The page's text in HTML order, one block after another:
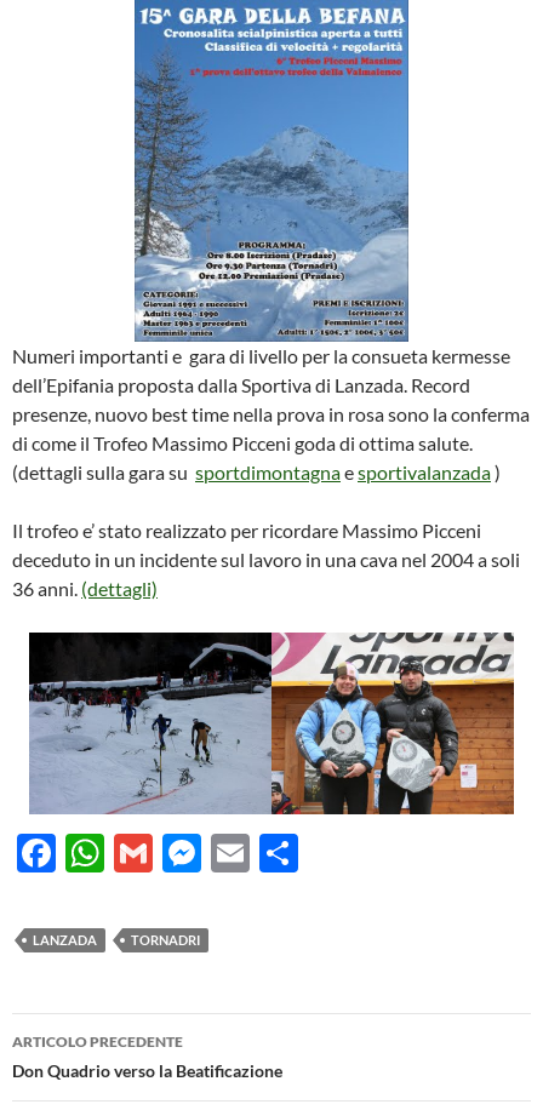
Numeri importanti e gara di livello per la consueta kermesse
dell’Epifania proposta dalla Sportiva di Lanzada. Record
presenze, nuovo best time nella prova in rosa sono la conferma
di come il Trofeo Massimo Picceni goda di ottima salute.
(dettagli sulla gara su sportdimontagnaesportivalanzada)
Il trofeo e’ stato realizzato per ricordare Massimo Picceni
deceduto in un incidente sul lavoro in una cava nel 2004 a soli
36 anni. (dettagli)
F
e
b
o
o
k
W
at
s
A
p
p
G
ail
M
se
n
g
E
vi
LANZADA TORNADRI
Navigazione
articolo
ARTICOLO PRECEDENTE
Don Quadrio verso la Beatificazione